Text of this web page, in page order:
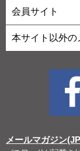
会員サイト
本サイト以外の
メールマガジン